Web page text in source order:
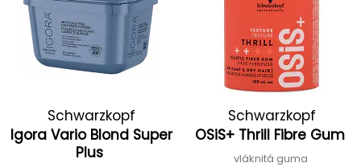
Schwarzkopf
Professional
Igora Vario Blond Super
Plus
Schwarzkopf
Professional
OSiS+ Thrill Fibre Gum
vláknitá guma